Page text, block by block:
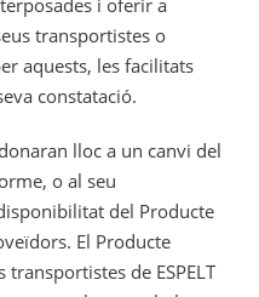
i oferir a
transportistes o
aquests, les facilitats
constatació.
lloc a un canvi del
o al seu
del Producte
El Producte
de ESPELT